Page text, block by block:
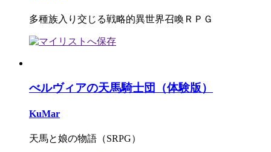
多種族入り交じる戦略的異世界召喚ＲＰＧ
べルヴィアの天馬騎士団（体験版）
KuMar
天馬と娘の物語（SRPG）